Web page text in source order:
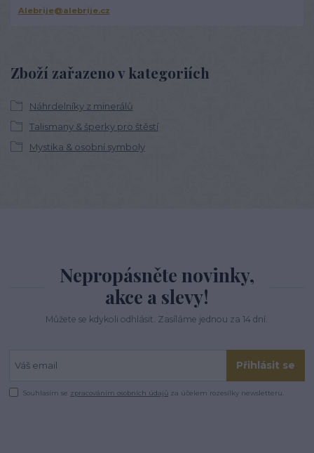
Zboží zařazeno v kategoriích
Náhrdelníky z minerálů
Talismany & šperky pro štěstí
Mystika & osobní symboly
Alebrije@alebrije.cz
Nepropásněte novinky,
akce a slevy!
Můžete se kdykoli odhlásit. Zasíláme jednou za 14 dní.
Přihlásit se
Souhlasím se zpracováním osobních údajů za účelem rozesílky newsletteru.